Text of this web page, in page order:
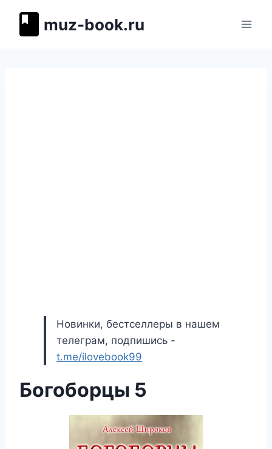
muz-book.ru
Новинки, бестселлеры в нашем
телеграм, подпишись -
t.me/ilovebook99
Богоборцы 5